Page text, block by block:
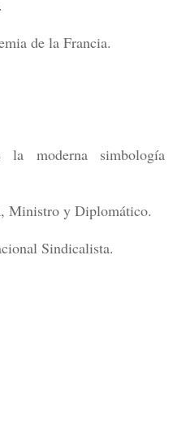
de la Francia.
la moderna simbología
Ministro y Diplomático.
Sindicalista.